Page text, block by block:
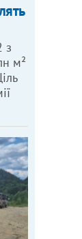
з
м²